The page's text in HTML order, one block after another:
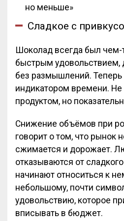
но меньше»
Сладкое с
Шоколад всегда был
быстрым удовольствием,
без размышлений. Теперь
индикатором времени.
продуктом, но
Снижение объёмов при
говорит о том, что рынок
сжимается и дорожает.
отказываются от
начинают относиться к
небольшому, почти
удовольствию, которое
вписывать в бюджет.